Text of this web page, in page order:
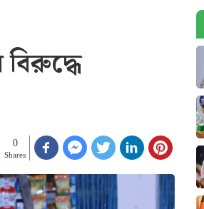
0
Shares